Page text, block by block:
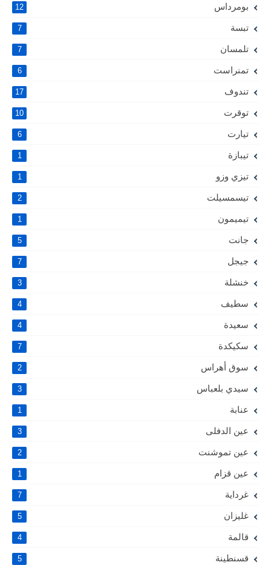
بومرداس 12
تبسة 7
تلمسان 7
تمنراست 6
تندوف 17
توقرت 10
تيارت 6
تيبازة 1
تيزي وزو 1
تيسمسيلت 2
تيميمون 1
جانت 5
جيجل 7
خنشلة 3
سطيف 4
سعيدة 4
سكيكدة 7
سوق أهراس 2
سيدي بلعباس 3
عنابة 1
عين الدفلى 3
عين تموشنت 2
عين قزام 1
غرداية 7
غليزان 5
قالمة 4
قسنطينة 5